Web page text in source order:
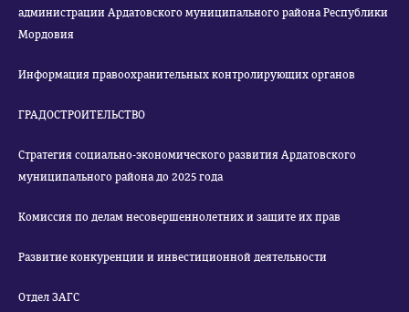
администрации Ардатовского муниципального района Республики
Мордовия
Информация правоохранительных контролирующих органов
ГРАДОСТРОИТЕЛЬСТВО
Стратегия социально-экономического развития Ардатовского
муниципального района до 2025 года
Комиссия по делам несовершеннолетних и защите их прав
Развитие конкуренции и инвестиционной деятельности
Отдел ЗАГС